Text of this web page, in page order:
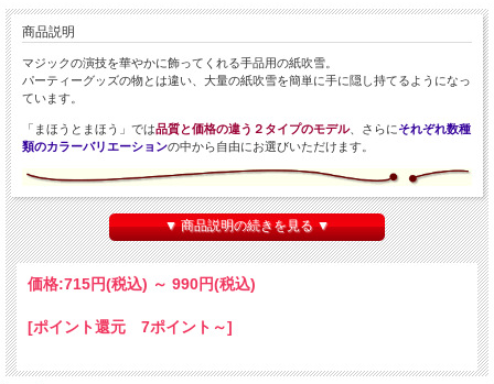
商品説明
マジックの演技を華やかに飾ってくれる手品用の紙吹雪。
パーティーグッズの物とは違い、大量の紙吹雪を簡単に手に隠し持てるようになっ
ています。
「まほうとまほう」では品質と価格の違う２タイプのモデル、さらにそれぞれ数種
類のカラーバリエーションの中から自由にお選びいただけます。
お求めやすい低価格タイプ
【紙片サイズ】 ・約１５mm×１２mm
（タイプにより多少異なります。）
上記の紙片、約千枚～２千枚を
※説明書付き
▼ 商品説明の続きを見る ▼
価格:715円(税込) ～ 990円(税込)
[ポイント還元 7ポイント～]